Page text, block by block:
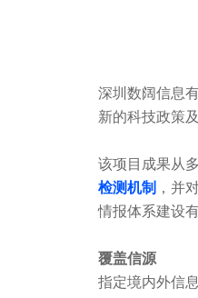
深圳数阔信息
新的科技政策
该项目成果从
检测机制 ，并
情报体系建设
覆盖信源
指定境内外信